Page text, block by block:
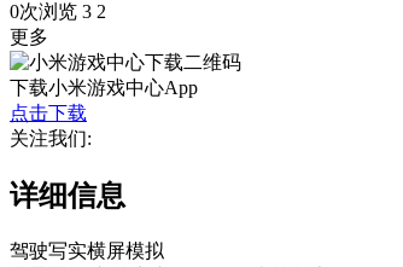
0次浏览 3 2
更多
下载小米游戏中心App
点击下载
关注我们:
详细信息
驾驶写实横屏模拟